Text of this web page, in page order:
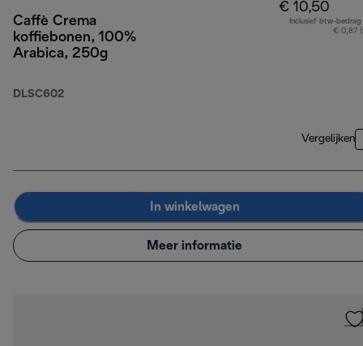
Caffè Crema
koffiebonen, 100%
Arabica, 250g
DLSC602
€ 10,50
Inclusief btw-bedrag
€ 0,87
Vergelijken
In winkelwagen
Meer informatie